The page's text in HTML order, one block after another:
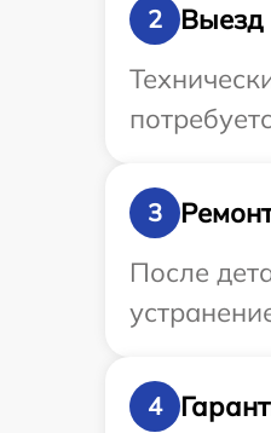
2
Выезд
3
После
4